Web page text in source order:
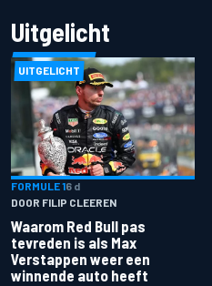
Uitgelicht
UITGELICHT
FORMULE 16 d
DOOR FILIP CLEEREN
Waarom Red Bull pas
tevreden is als Max
Verstappen weer een
winnende auto heeft